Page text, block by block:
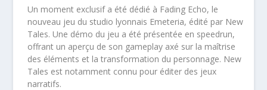
Un moment exclusif a été dédié à Fading Echo, le
nouveau jeu du studio lyonnais Emeteria, édité par New
Tales. Une démo du jeu a été présentée en speedrun,
offrant un aperçu de son gameplay axé sur la maîtrise
des éléments et la transformation du personnage. New
Tales est notamment connu pour éditer des jeux
narratifs.